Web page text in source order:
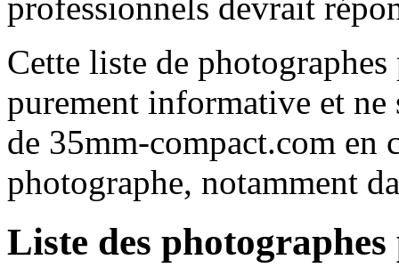
Cette liste de
purement informative et ne
de 35mm-compact.com en
photographe, notamment
Liste des